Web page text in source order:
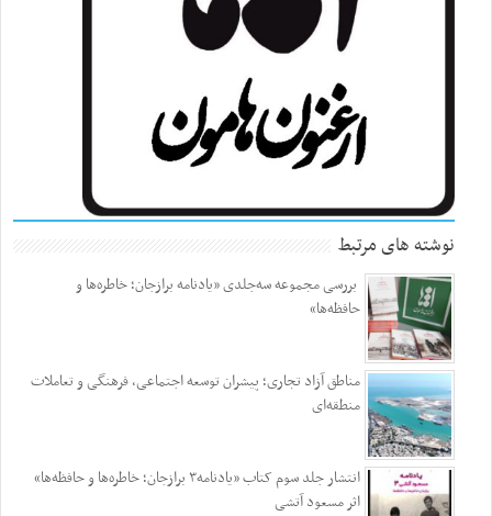
نوشته های مرتبط
بررسی مجموعه سه‌جلدی «یادنامه برازجان؛ خاطره‌ها و
حافظه‌ها»
مناطق آزاد تجاری؛ پیشران توسعه اجتماعی، فرهنگی و تعاملات
منطقه‌ای
انتشار جلد سوم کتاب «یادنامه۳ برازجان؛ خاطره‌ها و حافظه‌ها»
اثر مسعود آتشی